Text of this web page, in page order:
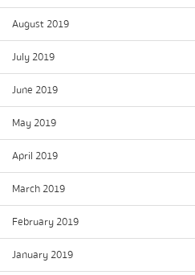
August 2019
July 2019
June 2019
May 2019
April 2019
March 2019
February 2019
January 2019